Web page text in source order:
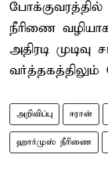
நீரிணை
அதிரடி
வர்த்தகத்திலும்
அறிவிப்பு ஈரான்
ஹார்முஸ் நீரிணை